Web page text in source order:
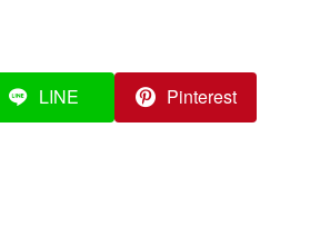
LINE Pinterest